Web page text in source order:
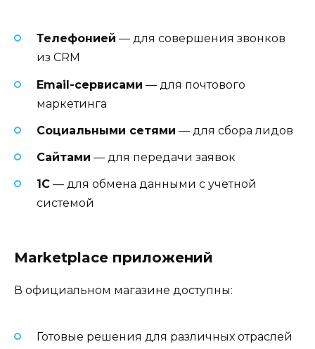
Телефонией — для совершения звонков
из CRM
Email-сервисами — для почтового
маркетинга
Социальными сетями — для сбора лидов
Сайтами — для передачи заявок
1С — для обмена данными с учетной
системой
Marketplace приложений
В официальном магазине доступны:
Готовые решения для различных отраслей